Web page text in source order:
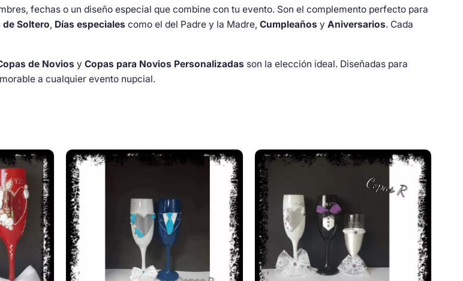
fechas o un diseño especial que combine con tu evento. Son el complemento perfecto para
de Soltero, Días especiales como el del Padre y la Madre, Cumpleaños y Aniversarios. Cada
de Novios y Copas para Novios Personalizadas son la elección ideal. Diseñadas para
a cualquier evento nupcial.